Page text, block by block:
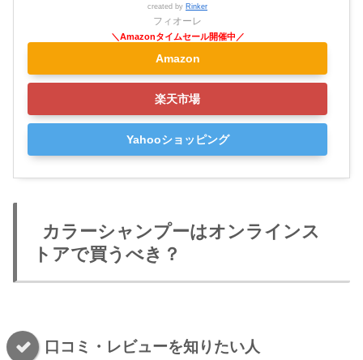
created by Rinker
フィオーレ
Amazon
楽天市場
Yahooショッピング
カラーシャンプーはオンラインス
トアで買うべき？
口コミ・レビューを知りたい人